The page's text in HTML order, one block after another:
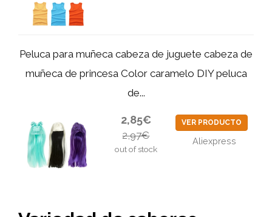
Peluca para muñeca cabeza de juguete cabeza de
muñeca de princesa Color caramelo DIY peluca
de...
2,85€
2,97€
out of stock
VER PRODUCTO
Aliexpress